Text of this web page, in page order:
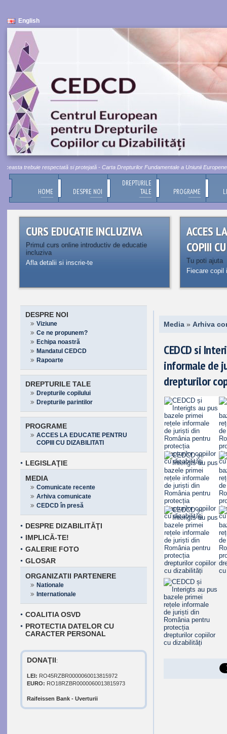
English
trebuie respectată si protejată - Carta Drepturilor Fundamentale a Uniunii Europene,
HOME DESPRE NOI
DREPTURILE
TALE
PROGRAME
CURS EDUCATIE INCLUZIVA
Primul curs online introductiv de educatie
incluziva
Afla detalii si inscrie-te
ACCES
COPIII
Tu poti ajuta
Fiecare
DESPRE NOI
Viziune
Ce ne propunem?
Echipa noastră
Mandatul CEDCD
Rapoarte
DREPTURILE TALE
Drepturile copilului
Drepturile parintilor
PROGRAME
ACCES LA EDUCATIE PENTRU
COPIII CU DIZABILITATI
LEGISLAŢIE
MEDIA
Comunicate recente
Arhiva comunicate
CEDCD în presă
DESPRE DIZABILITĂŢI
IMPLICĂ-TE!
GALERIE FOTO
GLOSAR
ORGANIZATII PARTENERE
Nationale
Internationale
COALITIA OSVD
PROTECTIA DATELOR CU
CARACTER PERSONAL
DONAŢII:
LEI: RO45RZBR0000060013815972
EURO: RO18RZBR0000060013815973
Raifeissen Bank - Uverturii
Media » Arhiva
CEDCD si
informale de
drepturilor